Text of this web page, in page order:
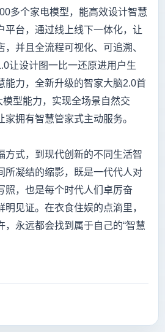
多个家电模型，能高效设计智慧
平台，通过线上线下一体化，让
并且全流程可视化、可追溯、
让设计图一比一还原进用户生
能力，全新升级的智家大脑2.0首
型能力，实现全场景自然交
家拥有智慧管家式主动服务。
方式，到现代创新的不同生活智
所凝结的缩影，既是一代代人对
照，也是每个时代人们卓厉奋
见证。在衣食住娱的点滴里，
，永远都会找到属于自己的“智慧